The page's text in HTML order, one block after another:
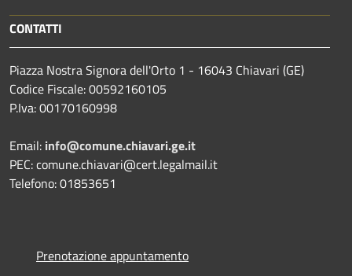
CONTATTI
Piazza Nostra Signora dell'Orto 1 - 16043 Chiavari (GE)
Codice Fiscale: 00592160105
P.Iva: 00170160998
Email: info@comune.chiavari.ge.it
PEC: comune.chiavari@cert.legalmail.it
Telefono: 01853651
Prenotazione appuntamento